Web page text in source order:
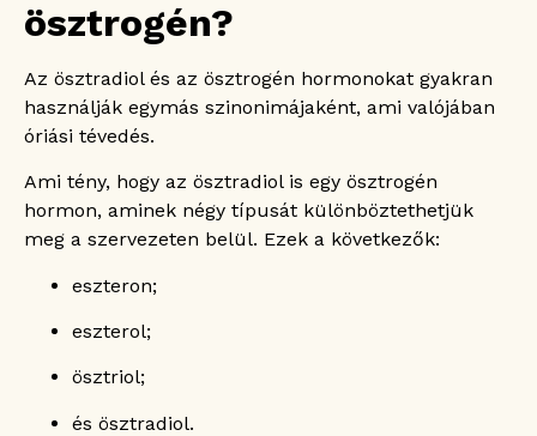
ösztrogén?
Az ösztradiol és az ösztrogén hormonokat gyakran
használják egymás szinonimájaként, ami valójában
óriási tévedés.
Ami tény, hogy az ösztradiol is egy ösztrogén
hormon, aminek négy típusát különböztethetjük
meg a szervezeten belül. Ezek a következők:
eszteron;
eszterol;
ösztriol;
és ösztradiol.